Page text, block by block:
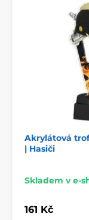
Akrylátová
| Hasiči
Skladem v e-
161 Kč